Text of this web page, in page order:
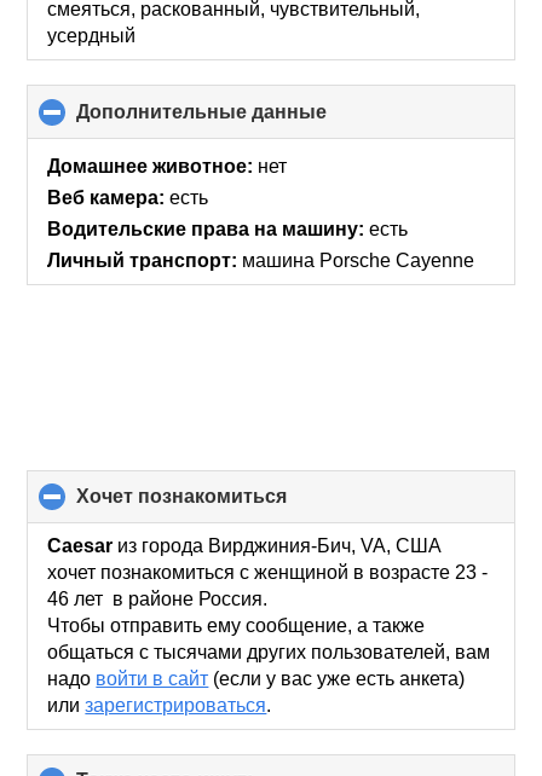
смеяться, раскованный, чувствительный,
усердный
Дополнительные данные
to
Домашнее животное: нет
Веб камера: есть
Водительские права на машину: есть
Личный транспорт: машина Porsche Cayenne
хочет познакомиться
to
collapse
contents
Caesar из города Вирджиния-Бич, VA, США
хочет познакомиться с женщиной в возрасте 23 -
46 лет в районе Россия.
Чтобы отправить ему сообщение, а также
общаться с тысячами других пользователей, вам
надо войти в сайт (если у вас уже есть анкета)
илизарегистрироваться.